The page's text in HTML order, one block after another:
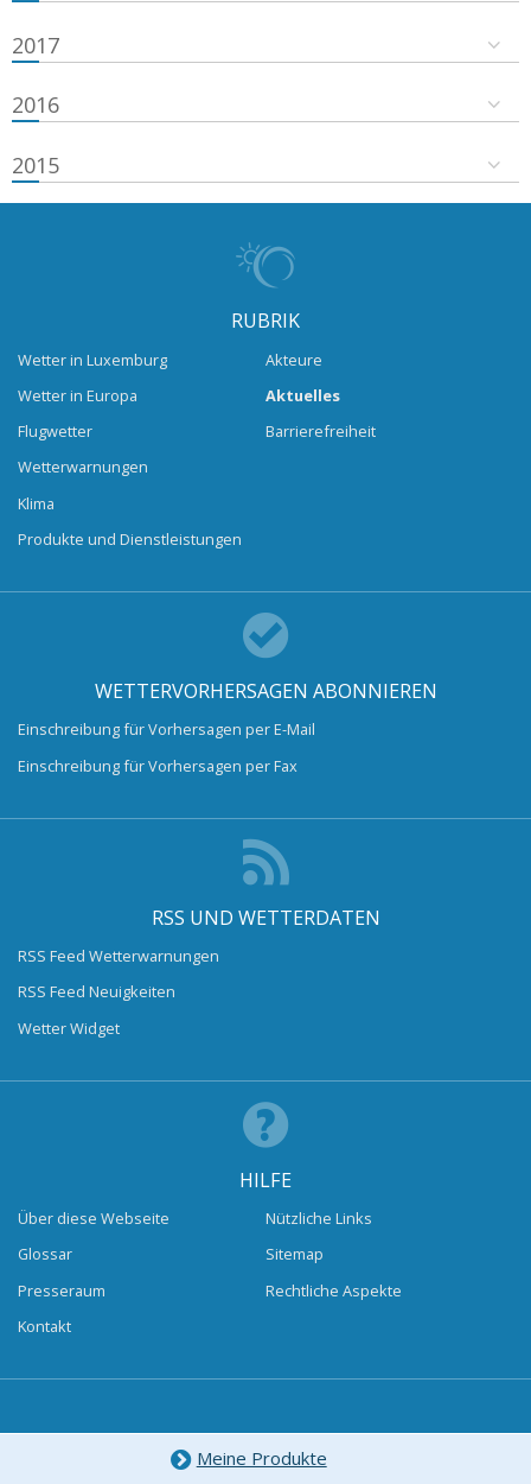
2017
2016
2015
RUBRIK
Wetter in Luxemburg
Wetter in Europa
Flugwetter
Wetterwarnungen
Klima
Produkte und Dienstleistungen
Akteure
Aktuelles
Barrierefreiheit
WETTERVORHERSAGEN ABONNIEREN
Einschreibung für Vorhersagen per E-Mail
Einschreibung für Vorhersagen per Fax
RSS UND WETTERDATEN
RSS Feed Wetterwarnungen
RSS Feed Neuigkeiten
Wetter Widget
HILFE
Über diese Webseite
Glossar
Presseraum
Kontakt
Nützliche Links
Sitemap
Rechtliche Aspekte
Meine Produkte